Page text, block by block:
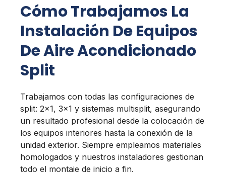
Cómo Trabajamos La
Instalación De Equipos
De Aire Acondicionado
Split
Trabajamos con todas las configuraciones de
split: 2×1, 3×1 y sistemas multisplit, asegurando
un resultado profesional desde la colocación de
los equipos interiores hasta la conexión de la
unidad exterior. Siempre empleamos materiales
homologados y nuestros instaladores gestionan
todo el montaje de inicio a fin.